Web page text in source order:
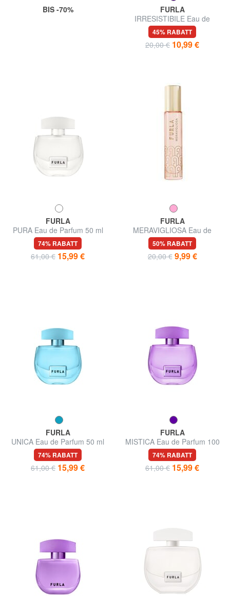
BIS -70%
FURLA
IRRESISTIBILE Eau de
Parfum 10 ml
45% RABATT
20,00 € 10,99 €
FURLA
PURA Eau de Parfum 50 ml
74% RABATT
61,00 € 15,99 €
FURLA
MERAVIGLIOSA Eau de
Parfum 10 ml
50% RABATT
20,00 € 9,99 €
FURLA
UNICA Eau de Parfum 50 ml
74% RABATT
61,00 € 15,99 €
FURLA
MISTICA Eau de Parfum 100
ml
74% RABATT
61,00 € 15,99 €